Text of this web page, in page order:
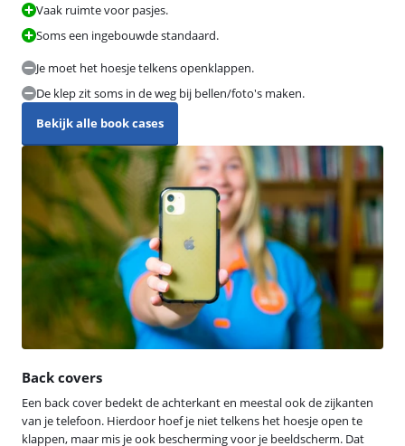
Vaak ruimte voor pasjes.
Soms een ingebouwde standaard.
Je moet het hoesje telkens openklappen.
De klep zit soms in de weg bij bellen/foto's maken.
Bekijk alle book cases
Back covers
Een back cover bedekt de achterkant en meestal ook de zijkanten
van je telefoon. Hierdoor hoef je niet telkens het hoesje open te
klappen, maar mis je ook bescherming voor je beeldscherm. Dat